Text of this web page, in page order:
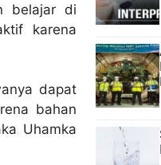
belajar di
karena
dapat
bahan
Uhamka